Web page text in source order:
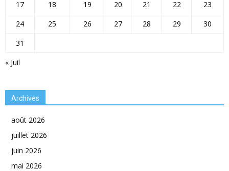
« Juil
17
18 19 20 21 22
23
24
25 26 27 28 29
30
31
Archives
août 2026
juillet 2026
juin 2026
mai 2026